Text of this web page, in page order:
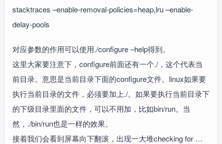
stacktraces –enable-removal-policies=heap,lru –enable-
delay-pools
对应参数的作用可以使用./configure –help得到。
这里大家要注意下，configure前面还有一个./，这个代表当
前目录。意思是当前目录下面的configure文件。linux如果要
执行当前目录的文件，必须要加上./。如果要执行当前目录下
的下级目录里面的文件，可以不用加，比如bin/run。当
然，./bin/run也是一样的效果。
接着我们会看到屏幕向下翻滚，出现一大堆checking for …